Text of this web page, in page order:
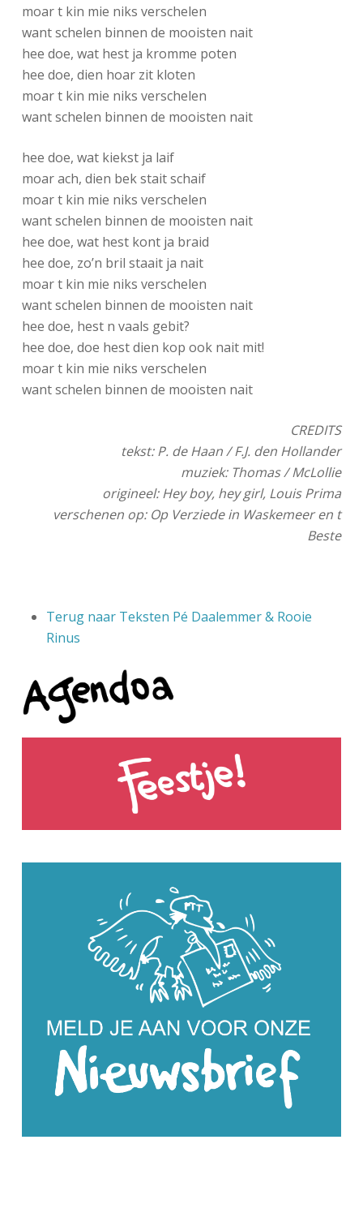
moar t kin mie niks verschelen
want schelen binnen de mooisten nait
hee doe, wat hest ja kromme poten
hee doe, dien hoar zit kloten
moar t kin mie niks verschelen
want schelen binnen de mooisten nait
hee doe, wat kiekst ja laif
moar ach, dien bek stait schaif
moar t kin mie niks verschelen
want schelen binnen de mooisten nait
hee doe, wat hest kont ja braid
hee doe, zo’n bril staait ja nait
moar t kin mie niks verschelen
want schelen binnen de mooisten nait
hee doe, hest n vaals gebit?
hee doe, doe hest dien kop ook nait mit!
moar t kin mie niks verschelen
want schelen binnen de mooisten nait
CREDITS
tekst: P. de Haan / F.J. den Hollander
muziek: Thomas / McLollie
origineel: Hey boy, hey girl, Louis Prima
verschenen op: Op Verziede in Waskemeer en t
Beste
Terug naar Teksten Pé Daalemmer & Rooie
Rinus